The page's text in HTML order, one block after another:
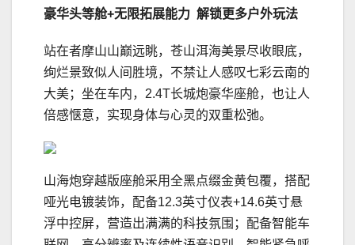
豪华头等舱+无限拓展能力 解锁更多户外玩法
站在者摩山山巅远眺，苍山洱海美景尽收眼底，
绚烂景致似人间胜境，不禁让人感叹七彩云南的
大美；坐在车内，2.4T长城炮豪华座舱，也让人
倍感惬意，实现身体与心灵的双重松弛。
山海炮穿越版座舱采用全黑点缀金黄包覆，搭配
哑光电镀装饰，配备12.3英寸仪表+14.6英寸悬
浮中控屏，营造出满满的科技氛围；配备智能车